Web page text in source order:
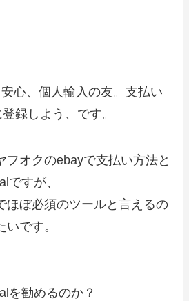
心、個人輸入の友。支払い
しよう、です。
フオクのebayで支払い方法と
ですが、
ほぼ必須のツールと言えるの
です。
を勧めるのか？